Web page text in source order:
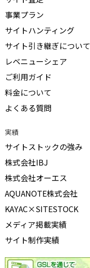
事業プラン
サイトハンティング
サイト引き継ぎについて
レベニューシェア
ご利用ガイド
料金について
よくある質問
実績
サイトストックの強み
株式会社IBJ
株式会社オーエス
AQUANOTE株式会社
KAYAC×SITESTOCK
メディア掲載実績
サイト制作実績